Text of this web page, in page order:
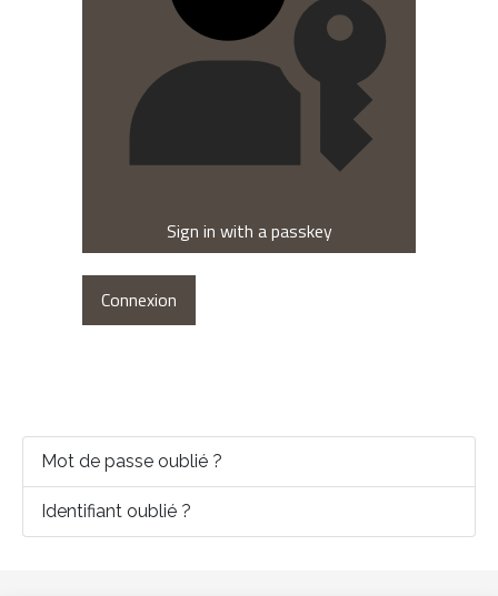
Sign in with a passkey
Connexion
Mot de passe oublié ?
Identifiant oublié ?